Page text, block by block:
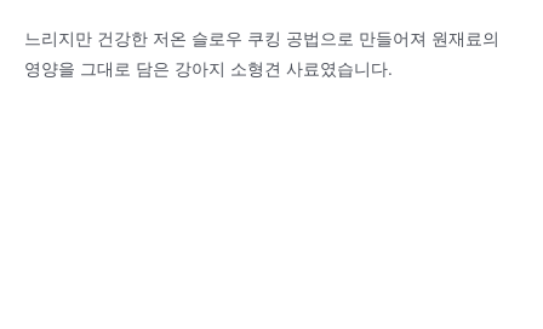
느리지만 건강한 저온 슬로우 쿠킹 공법으로 만들어져 원재료의
영양을 그대로 담은 강아지 소형견 사료였습니다.